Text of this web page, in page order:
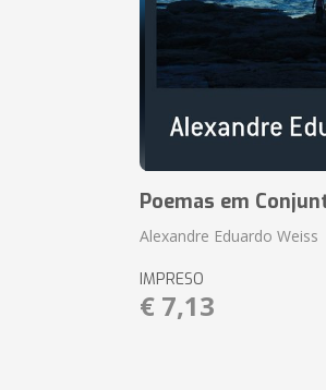
Poemas em
Alexandre Eduardo Weiss
IMPRESO
€ 7,13